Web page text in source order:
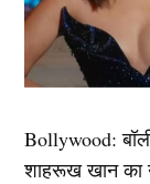
आईपीएल 2025
अजिंक्य रहाणे
नियुक्त किया
के कप्तान रह
Bollywood:
शाहरूख खान का